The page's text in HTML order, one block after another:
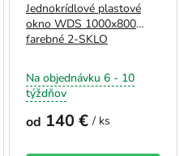
Jednokrídlové plastové
okno WDS 1000x800
farebné 2-SKLO
Na objednávku 6 - 10
týždňov
od 140 € / ks